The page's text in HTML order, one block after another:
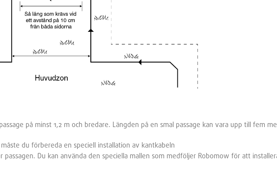
på minst 1,2 m och bredare. Längden på en smal passage kan vara upp till fem
måste du förbereda en speciell installation av kantkabeln
passagen. Du kan använda den speciella mallen som medföljer Robomow för att